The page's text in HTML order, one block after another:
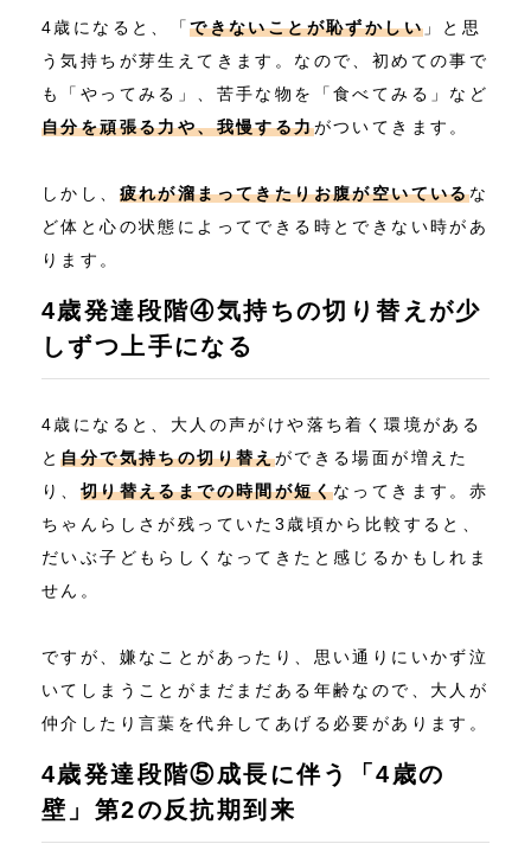
4歳になると、「できないことが恥ずかしい 」と思
う気持ちが芽生えてきます。なので、初めての事で
も「やってみる」、苦手な物を「食べてみる」など
自分を頑張る力や、我慢する力がついてきます。
しかし、 疲れが溜まってきたりお腹が空いているな
ど体と心の状態によってできる時とできない時があ
ります。
4歳発達段階④気持ちの切り替えが少
しずつ上手になる
4歳になると、大人の声がけや落ち着く環境がある
と自分で気持ちの切り替えができる場面が増えた
り、 切り替えるまでの時間が短くなってきます。赤
ちゃんらしさが残っていた3歳頃から比較すると、
だいぶ子どもらしくなってきたと感じるかもしれま
せん。
ですが、嫌なことがあったり、思い通りにいかず泣
いてしまうことがまだまだある年齢なので、大人が
仲介したり言葉を代弁してあげる必要があります。
4歳発達段階⑤成長に伴う「4歳の
壁」第2の反抗期到来